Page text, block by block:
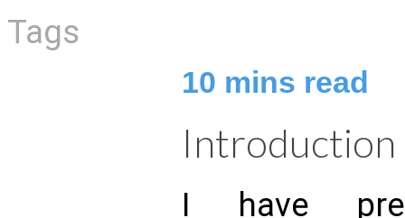
Tags
10 mins read
Introduction
I have